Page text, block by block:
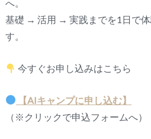
へ。
基礎 → 活用 → 実践までを1日で
す。
今すぐお申し込みはこちら
【AIキャンプに申し込む】
（※クリックで申込フォームへ）